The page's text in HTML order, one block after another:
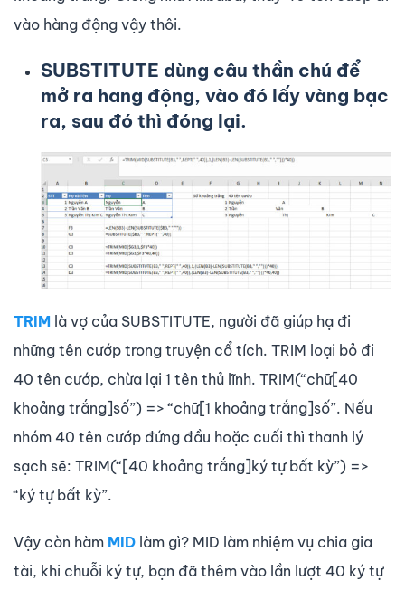
vào hàng động vậy thôi.
SUBSTITUTE dùng câu thần chú để
mở ra hang động, vào đó lấy vàng bạc
ra, sau đó thì đóng lại.
TRIM là vợ của SUBSTITUTE, người đã giúp hạ đi
những tên cướp trong truyện cổ tích. TRIM loại bỏ đi
40 tên cướp, chừa lại 1 tên thủ lĩnh. TRIM(“chữ[40
khoảng trắng]số”) => “chữ[1 khoảng trắng]số”. Nếu
nhóm 40 tên cướp đứng đầu hoặc cuối thì thanh lý
sạch sẽ: TRIM(“[40 khoảng trắng]ký tự bất kỳ”) =>
“ký tự bất kỳ”.
Vậy còn hàm MID làm gì? MID làm nhiệm vụ chia gia
tài, khi chuỗi ký tự, bạn đã thêm vào lần lượt 40 ký tự